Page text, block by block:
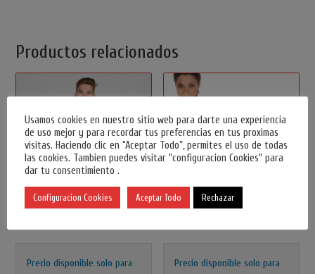
Productos relacionados
Precio disponible solo para
Precio disponible solo para
Usamos cookies en nuestro sitio web para darte una experiencia
de uso mejor y para recordar tus preferencias en tus proximas
visitas. Haciendo clic en “Aceptar Todo”, permites el uso de todas
las cookies. Tambien puedes visitar "configuracion Cookies" para
dar tu consentimiento .
Configuracion Cookies Aceptar Todo Rechazar